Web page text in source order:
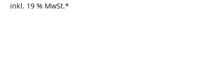
inkl. 19 % MwSt.*